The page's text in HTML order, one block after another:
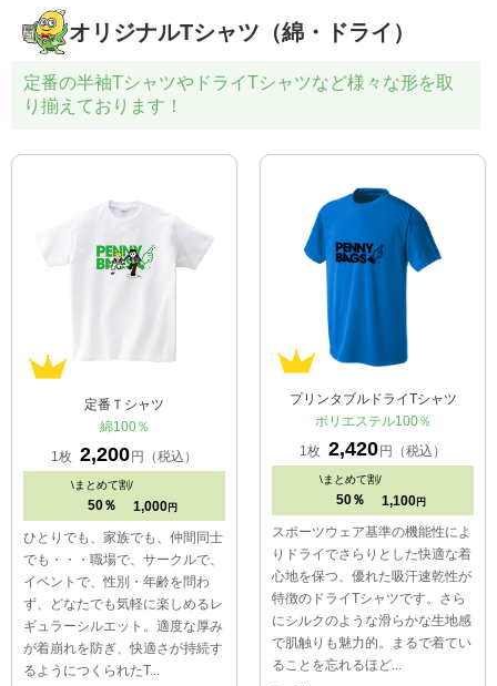
オリジナルTシャツ（綿・ドライ）
定番の半袖TシャツやドライTシャツなど様々な形を取
り揃えております！
定番Ｔシャツ
綿100％
1枚 2,200円（税込）
\まとめて割/
50％ 1,000円
ひとりでも、家族でも、仲間同士
でも・・・職場で、サークルで、
イベントで、性別・年齢を問わ
ず、どなたでも気軽に楽しめるレ
ギュラーシルエット。適度な厚み
が着崩れを防ぎ、快適さが持続す
るようにつくられたT...
プリンタブルドライTシャツ
ポリエステル100％
1枚 2,420円（税込）
\まとめて割/
50％ 1,100円
スポーツウェア基準の機能性によ
りドライでさらりとした快適な着
心地を保つ、優れた吸汗速乾性が
特徴のドライTシャツです。さら
にシルクのような滑らかな生地感
で肌触りも魅力的。まるで着てい
ることを忘れるほど...